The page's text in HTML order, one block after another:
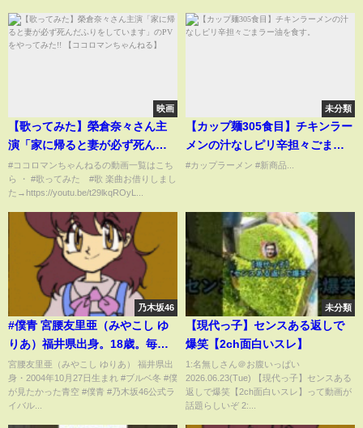
映画
【歌ってみた】榮倉奈々さん主
演「家に帰ると妻が必ず死んだ
ふりをしています」のPVをやっ
てみた!! 【ココロマンちゃんね
る】
#ココロマンちゃんねるの動画一覧はこち
ら ・ #歌ってみた #歌 楽曲お借りしまし
た→https://youtu.be/t29lkqROyL...
未分類
【カップ麺305食目】チキンラー
メンの汁なしピリ辛担々ごまラ
ー油を食す。
#カップラーメン #新商品...
乃木坂46
#僕青 宮腰友里亜（みやこし ゆ
りあ）福井県出身。18歳。毎
日、長距離を自転車で通学し
て、自分を追い込んでいた日々
が青春? #僕が見たかった青空 #
宮腰友里亜（みやこし ゆりあ） 福井県出
身・2004年10月27日生まれ #ブルベ冬 #僕
が見たかった青空 #僕青 #乃木坂46公式ラ
イバル...
未分類
【現代っ子】センスある返しで
爆笑【2ch面白いスレ】
1:名無しさん＠お腹いっぱい
2026.06.23(Tue) 【現代っ子】センスある
返しで爆笑【2ch面白いスレ】って動画が
話題らしいぞ 2:...